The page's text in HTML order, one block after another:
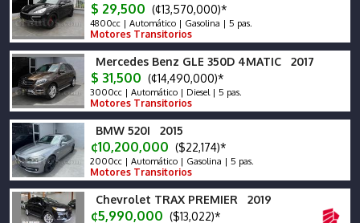
$ 29,500 (¢13,570,000)*
4800cc | Automático | Gasolina | 5 pas.
Motores Transitorios
Mercedes Benz GLE 350D 4MATIC 2017
$ 31,500 (¢14,490,000)*
3000cc | Automático | Diesel | 5 pas.
Motores Transitorios
BMW 520I 2015
¢10,200,000 ($22,174)*
2000cc | Automático | Gasolina | 5 pas.
Motores Transitorios
Chevrolet TRAX PREMIER 2019
¢5,990,000 ($13,022)*